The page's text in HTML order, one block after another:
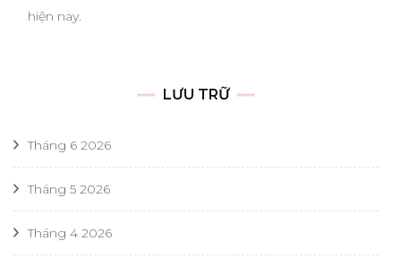
hiện nay.
LƯU TRỮ
Tháng 6 2026
Tháng 5 2026
Tháng 4 2026